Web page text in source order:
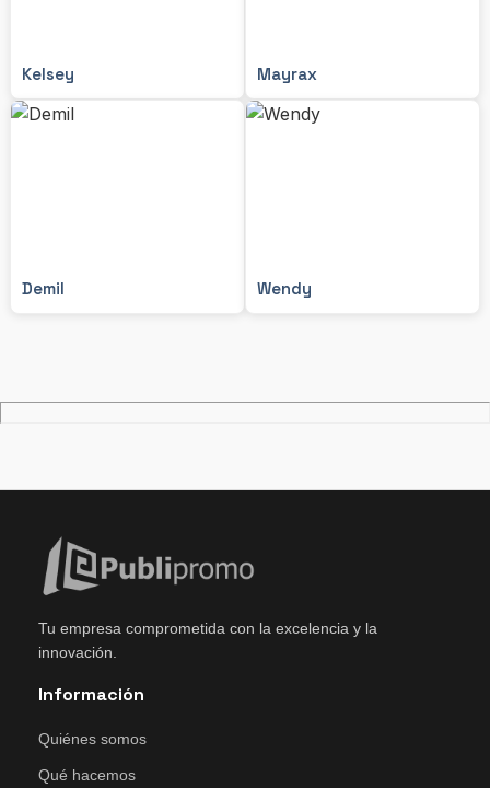
Kelsey Mayrax
Demil Wendy
Tu empresa comprometida con la excelencia y la
innovación.
Información
Quiénes somos
Qué hacemos